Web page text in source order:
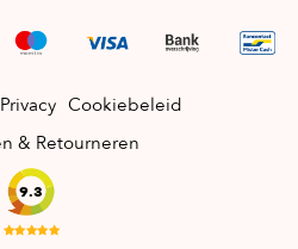
Privacy Cookiebeleid
& Retourneren
9.3